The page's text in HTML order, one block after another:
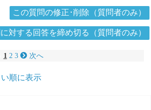
この質問の修正･削除（質問者のみ）
対する回答を締め切る（質問者のみ）
1 2 3 次へ
順に表示